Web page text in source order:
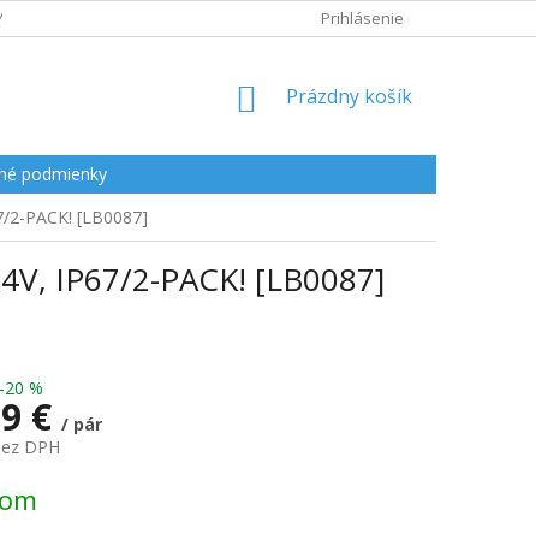
Prihlásenie
NÁKUPNÝ
Prázdny košík
podmienky
PACK! [LB0087]
IP67/2-PACK! [LB0087]
%
€ / pár
DPH